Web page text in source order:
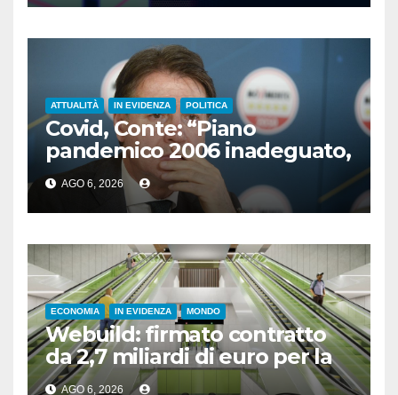
ATTUALITÀ IN EVIDENZA POLITICA
Covid, Conte: “Piano
pandemico 2006 inadeguato,
virus senza precedenti”
AGO 6, 2026
ECONOMIA IN EVIDENZA MONDO
Webuild: firmato contratto
da 2,7 miliardi di euro per la
nuova metropolitana di
AGO 6, 2026